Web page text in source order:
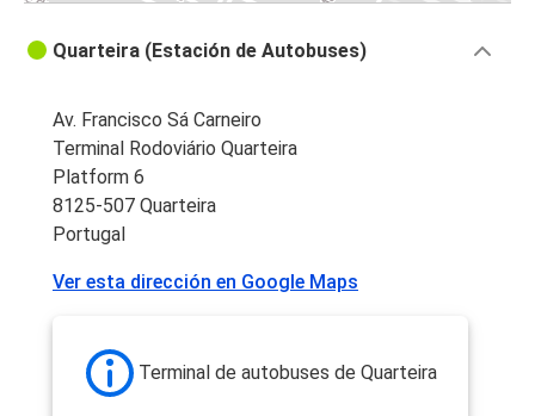
Quarteira (Estación de Autobuses)
Av. Francisco Sá Carneiro
Terminal Rodoviário Quarteira
Platform 6
8125-507 Quarteira
Portugal
Ver esta dirección en Google Maps
Terminal de autobuses de Quarteira